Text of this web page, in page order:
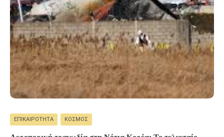
ΕΠΙΚΑΙΡΌΤΗΤΑ ΚΌΣΜΟΣ